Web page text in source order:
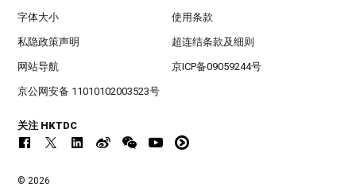
字体大小 使用条款
私隐政策声明 超连结条款及细则
网站导航 京ICP备09059244号
京公网安备 11010102003523号
关注 HKTDC
© 2026